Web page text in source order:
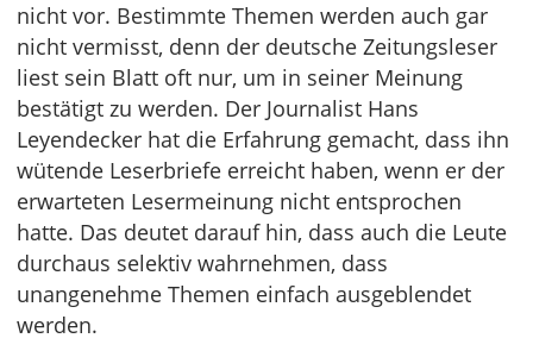
nicht vor. Bestimmte Themen werden auch gar
nicht vermisst, denn der deutsche Zeitungsleser
liest sein Blatt oft nur, um in seiner Meinung
bestätigt zu werden. Der Journalist Hans
Leyendecker hat die Erfahrung gemacht, dass ihn
wütende Leserbriefe erreicht haben, wenn er der
erwarteten Lesermeinung nicht entsprochen
hatte. Das deutet darauf hin, dass auch die Leute
durchaus selektiv wahrnehmen, dass
unangenehme Themen einfach ausgeblendet
werden.